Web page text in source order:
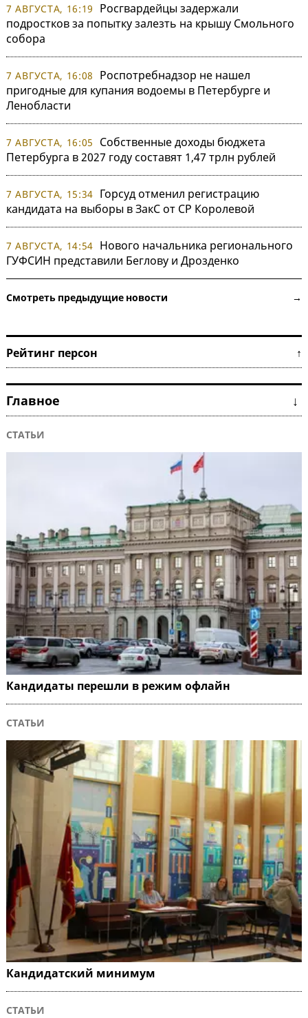
7 АВГУСТА, 16:19
Росгвардейцы задержали
подростков за попытку залезть на крышу Смольного
собора
7 АВГУСТА, 16:08
Роспотребнадзор не нашел
пригодные для купания водоемы в Петербурге и
Ленобласти
7 АВГУСТА, 16:05
Собственные доходы бюджета
Петербурга в 2027 году составят 1,47 трлн рублей
7 АВГУСТА, 15:34 Горсуд отменил регистрацию
кандидата на выборы в ЗакС от СР Королевой
7 АВГУСТА, 14:54 Нового начальника регионального
ГУФСИН представили Беглову и Дрозденко
Смотреть предыдущие новости →
Рейтинг персон ↑
Главное ↓
СТАТЬИ
Кандидаты перешли в режим офлайн
СТАТЬИ
Кандидатский минимум
СТАТЬИ